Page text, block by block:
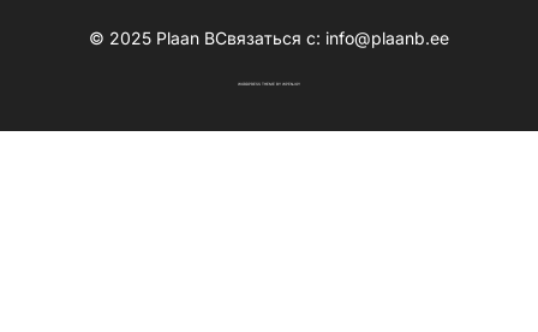
© 2025 Plaan BСвязаться с: info@plaanb.ee
WORDPRESS THEME BY WPENJOY